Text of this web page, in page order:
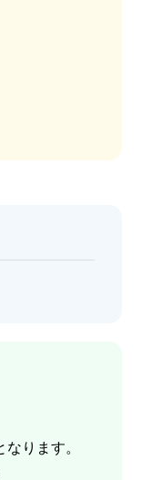
って流れ落
適な場所で
かいます。
面を決して
離れた険し
を見渡す壮
ります。